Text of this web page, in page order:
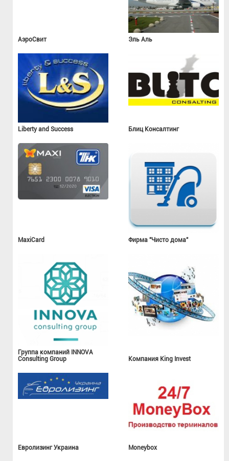
АэроСвит Эль Аль
Liberty and Success Блиц Консалтинг
MaxiCard Фирма "Чисто дома"
Группа компаний INNOVA
Consulting Group
Компания King Invest
Евролизинг Украина Moneybox